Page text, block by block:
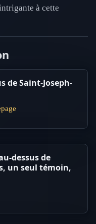
à cette
de Saint-Joseph-
dessus de
un seul témoin,